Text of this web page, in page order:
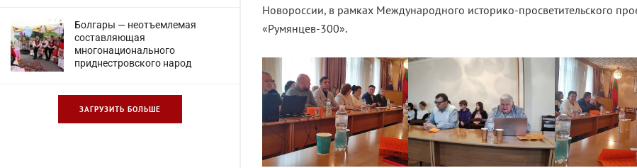
Болгары — неотъемлемая
составляющая
многонационального
приднестровского народ
ЗАГРУЗИТЬ БОЛЬШЕ
Новороссии, в рамках Международного историко-просветительского
«Румянцев-300».